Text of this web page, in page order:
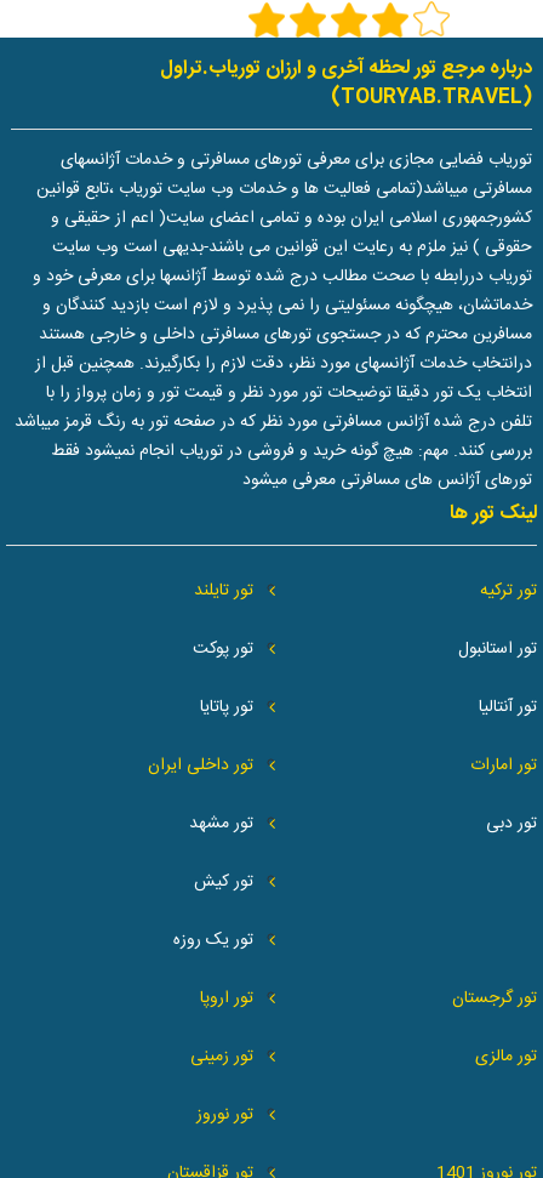
درباره مرجع تور لحظه آخری و ارزان توریاب.تراول
(TOURYAB.TRAVEL)
توریاب فضایی مجازی برای معرفی تورهای مسافرتی و خدمات آژانسهای
مسافرتی میباشد(تمامی فعالیت ها و خدمات وب سایت توریاب ،تابع قوانین
کشورجمهوری اسلامی ایران بوده و تمامی اعضای سایت( اعم از حقیقی و
حقوقی ) نیز ملزم به رعایت این قوانین می باشند-بدیهی است وب سایت
توریاب دررابطه با صحت مطالب درج شده توسط آژانسها برای معرفی خود و
خدماتشان، هیچگونه مسئولیتی را نمی پذیرد و لازم است بازدید کنندگان و
مسافرین محترم که در جستجوی تورهای مسافرتی داخلی و خارجی هستند
درانتخاب خدمات آژانسهای مورد نظر، دقت لازم را بکارگیرند. همچنین قبل از
انتخاب یک تور دقیقا توضیحات تور مورد نظر و قیمت تور و زمان پرواز را با
تلفن درج شده آژانس مسافرتی مورد نظر که در صفحه تور به رنگ قرمز میباشد
بررسی کنند. مهم: هیچ گونه خرید و فروشی در توریاب انجام نمیشود فقط
تورهای آژانس های مسافرتی معرفی میشود
لینک تور ها
تور ترکیه
تور استانبول
تور آنتالیا
تور تایلند
تور پوکت
تور پاتایا
تور امارات
تور دبی
تور داخلی ایران
تور مشهد
تور کیش
تور یک روزه
تور گرجستان
تور مالزی
تور اروپا
تور زمینی
تور نوروز